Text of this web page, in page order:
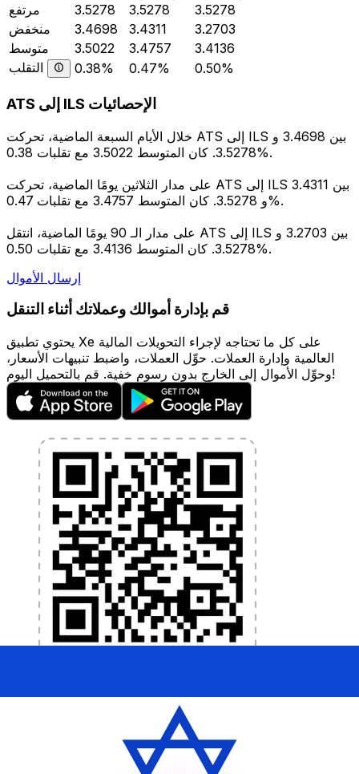
مرتفع
3.5278 3.5278
3.5278
منخفض
3.4698 3.4311
3.2703
متوسط
3.5022 3.4757
3.4136
التقلب
0.38% 0.47% 0.50%
ATS إلى ILS الإحصائيات
خلال الأيام السبعة الماضية، تحركت ATS إلى ILS بين 3.4698 و
3.5278. كان المتوسط 3.5022 مع تقلبات 0.38%.
على مدار الثلاثين يومًا الماضية، تحركت ATS إلى ILS بين 3.4311
و 3.5278. كان المتوسط 3.4757 مع تقلبات 0.47%.
على مدار الـ 90 يومًا الماضية، انتقل ATS إلى ILS بين 3.2703 و
3.5278. كان المتوسط 3.4136 مع تقلبات 0.50%.
إرسال الأموال
قم بإدارة أموالك وعملاتك أثناء التنقل
يحتوي تطبيق Xe على كل ما تحتاجه لإجراء التحويلات المالية
العالمية وإدارة العملات. حوِّل العملات، واضبط تنبيهات الأسعار،
وحوِّل الأموال إلى الخارج بدون رسوم خفية. قم بالتحميل اليوم!